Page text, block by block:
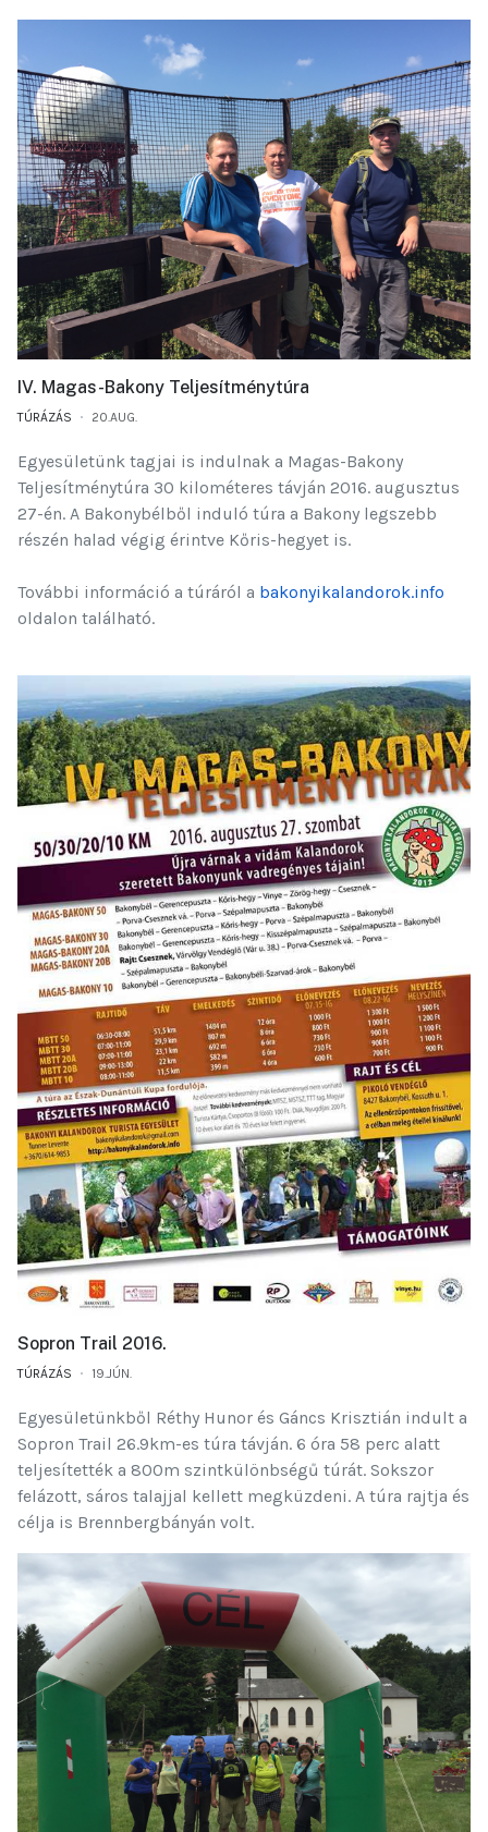
IV. Magas-Bakony Teljesítménytúra
TÚRÁZÁS 20.AUG.
Egyesületünk tagjai is indulnak a Magas-Bakony
Teljesítménytúra 30 kilométeres távján 2016. augusztus
27-én. A Bakonybélből induló túra a Bakony legszebb
részén halad végig érintve Kőris-hegyet is.
További információ a túráról a bakonyikalandorok.info
oldalon található.
Sopron Trail 2016.
TÚRÁZÁS 19.JÚN.
Egyesületünkből Réthy Hunor és Gáncs Krisztián indult a
Sopron Trail 26.9km-es túra távján. 6 óra 58 perc alatt
teljesítették a 800m szintkülönbségű túrát. Sokszor
felázott, sáros talajjal kellett megküzdeni. A túra rajtja és
célja is Brennbergbányán volt.